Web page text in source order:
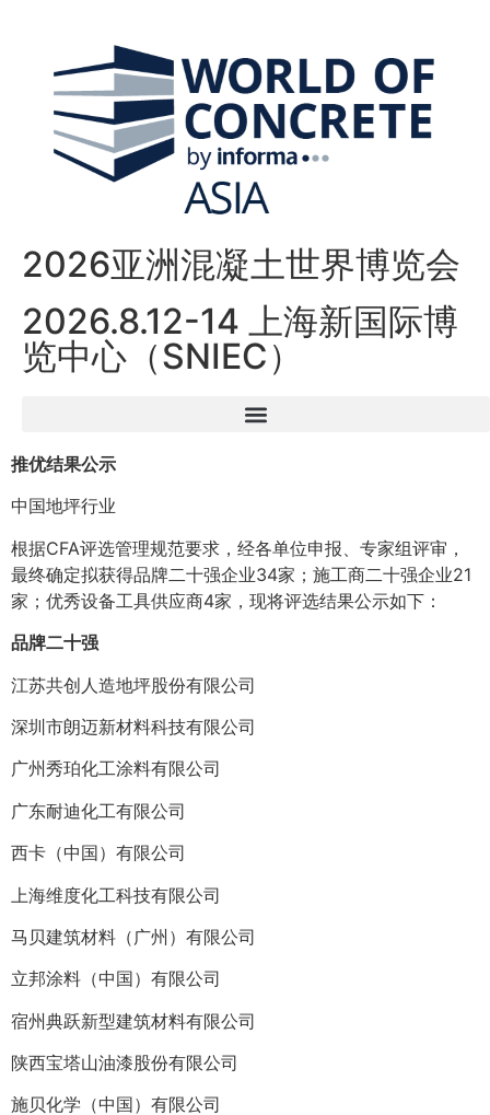
2026亚洲混凝土世界博览会
2026.8.12-14 上海新国际博
览中心（SNIEC）
推优结果公示
中国地坪行业
根据CFA评选管理规范要求，经各单位申报、专家组评审，
最终确定拟获得品牌二十强企业34家；施工商二十强企业21
家；优秀设备工具供应商4家，现将评选结果公示如下：
品牌二十强
江苏共创人造地坪股份有限公司
深圳市朗迈新材料科技有限公司
广州秀珀化工涂料有限公司
广东耐迪化工有限公司
西卡（中国）有限公司
上海维度化工科技有限公司
马贝建筑材料（广州）有限公司
立邦涂料（中国）有限公司
宿州典跃新型建筑材料有限公司
陕西宝塔山油漆股份有限公司
施贝化学（中国）有限公司